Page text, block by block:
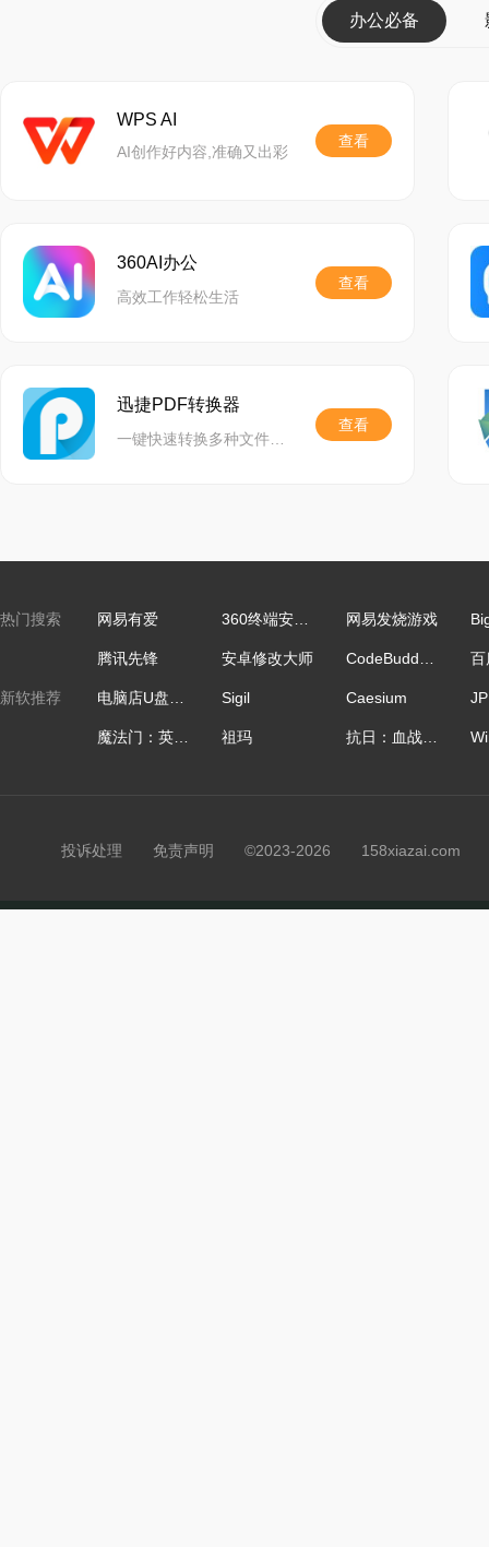
办公必备
WPS AI
AI创作好内容,准确又出彩
查看
360AI办公
高效工作轻松生活
查看
迅捷PDF转换器
查看
热门搜索 网易有爱 网易发烧游戏
腾讯先锋 安卓修改大师
新软推荐 Sigil Caesium
祖玛
投诉处理 免责声明 ©2023-2026